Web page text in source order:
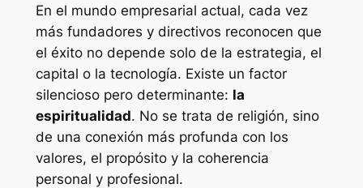
En el mundo empresarial actual, cada vez
más fundadores y directivos reconocen que
el éxito no depende solo de la estrategia, el
capital o la tecnología. Existe un factor
silencioso pero determinante: la
espiritualidad. No se trata de religión, sino
de una conexión más profunda con los
valores, el propósito y la coherencia
personal y profesional.